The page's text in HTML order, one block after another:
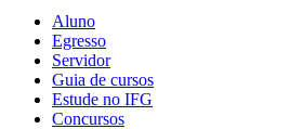
Aluno
Egresso
Servidor
Guia de cursos
Estude no IFG
Concursos